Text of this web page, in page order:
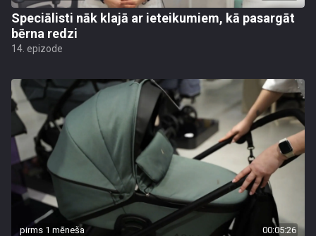
Speciālisti nāk klajā ar ieteikumiem, kā pasargāt
bērna redzi
14. epizode
pirms 1 mēneša 00:05:26